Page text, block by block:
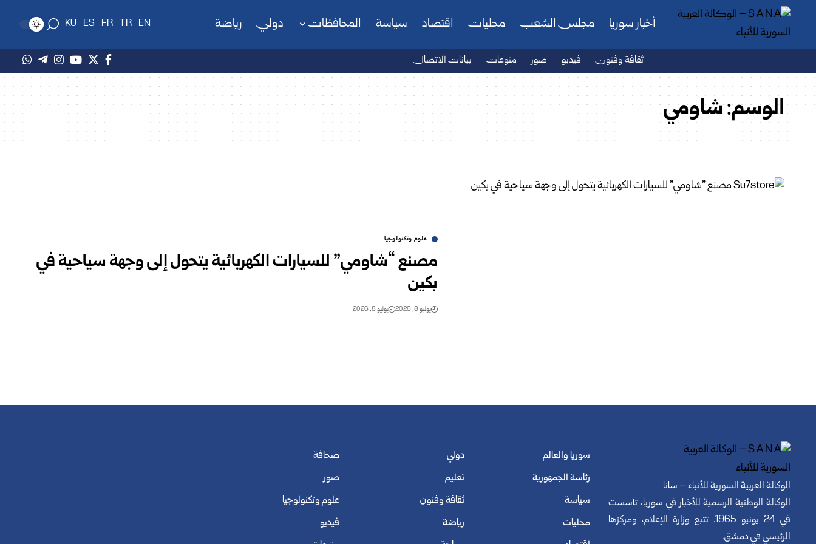
أخبار سوريا مجلس الشعب محليات اقتصاد سياسة المحافظات دولي رياضة EN
TR
FR
ES
KU
ثقافة وفنون فيديو صور منوعات بيانات الاتصال
الوسم:شاومي
علوم وتكنولوجيا
مصنع “شاومي” للسيارات الكهربائية يتحول إلى وجهة سياحية في
بكين
يوليو 8, 2026 يوليو 8, 2026
الوكالة العربية السورية للأنباء – سانا
الوكالة الوطنية الرسمية للأخبار في سوريا، تأسست
في 24 يونيو 1965. تتبع وزارة الإعلام، ومركزها
الرئيسي في دمشق.
سوريا والعالم
رئاسة الجمهورية
سياسة
محليات
دولي
تعليم
ثقافة وفنون
رياضة
صحافة
صور
علوم وتكنولوجيا
فيديو